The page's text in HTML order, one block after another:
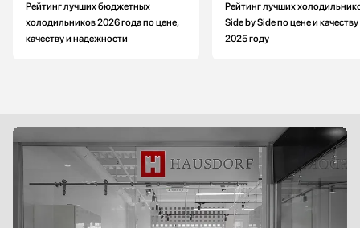
Рейтинг лучших бюджетных
холодильников 2026 года по цене,
качеству и надежности
Рейтинг лучших
Side by Side по цене и качеству
2025 году